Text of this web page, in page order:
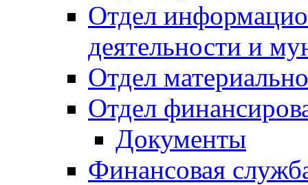
Отдел
деятельности и
Отдел
Отдел
Документы
Финансовая